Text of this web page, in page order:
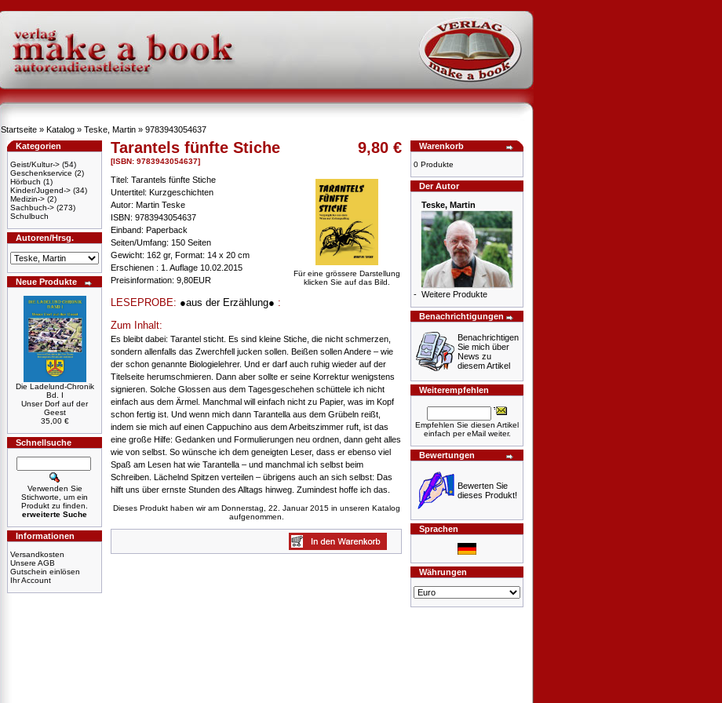
Startseite » Katalog » Teske, Martin » 9783943054637
Kategorien
Geist/Kultur-> (54)
Geschenkservice (2)
Hörbuch (1)
Kinder/Jugend-> (34)
Medizin-> (2)
Sachbuch-> (273)
Schulbuch
Autoren/Hrsg.
Neue Produkte
Die Ladelund-Chronik
Bd. I
Unser Dorf auf der
Geest
35,00 €
Schnellsuche
Verwenden Sie
Stichworte, um ein
Produkt zu finden.
erweiterte Suche
Informationen
Versandkosten
Unsere AGB
Gutschein einlösen
Ihr Account
Tarantels fünfte Stiche
[ISBN: 9783943054637]
9,80 €
Für eine grössere Darstellung
klicken Sie auf das Bild.
Titel: Tarantels fünfte Stiche
Untertitel: Kurzgeschichten
Autor: Martin Teske
ISBN: 9783943054637
Einband: Paperback
Seiten/Umfang: 150 Seiten
Gewicht: 162 gr, Format: 14 x 20 cm
Erschienen : 1. Auflage 10.02.2015
Preisinformation: 9,80EUR
LESEPROBE: ●aus der Erzählung● :
Zum Inhalt:
Es bleibt dabei: Tarantel sticht. Es sind kleine Stiche, die nicht schmerzen,
sondern allenfalls das Zwerchfell jucken sollen. Beißen sollen Andere – wie
der schon genannte Biologielehrer. Und er darf auch ruhig wieder auf der
Titelseite herumschmieren. Dann aber sollte er seine Korrektur wenigstens
signieren. Solche Glossen aus dem Tagesgeschehen schüttele ich nicht
einfach aus dem Ärmel. Manchmal will einfach nicht zu Papier, was im Kopf
schon fertig ist. Und wenn mich dann Tarantella aus dem Grübeln reißt,
indem sie mich auf einen Cappuchino aus dem Arbeitszimmer ruft, ist das
eine große Hilfe: Gedanken und Formulierungen neu ordnen, dann geht alles
wie von selbst. So wünsche ich dem geneigten Leser, dass er ebenso viel
Spaß am Lesen hat wie Tarantella – und manchmal ich selbst beim
Schreiben. Lächelnd Spitzen verteilen – übrigens auch an sich selbst: Das
hilft uns über ernste Stunden des Alltags hinweg. Zumindest hoffe ich das.
Dieses Produkt haben wir am Donnerstag, 22. Januar 2015 in unseren Katalog
aufgenommen.
Warenkorb
0 Produkte
Der Autor
Teske, Martin
- Weitere Produkte
Benachrichtigungen
Benachrichtigen
Sie mich über
News zu
diesem Artikel
Weiterempfehlen
Empfehlen Sie diesen Artikel
einfach per eMail weiter.
Bewertungen
Bewerten Sie
dieses Produkt!
Sprachen
Währungen